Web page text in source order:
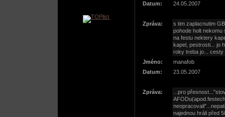
Datum:
24.05.2007
Zpráva:
s tim zaplacnutim
pohode holt
na festu nektery
kapel, pestrosti... jo
roky treba jo... cesty
Jméno:
manafob
Datum:
23.05.2007
Zpráva:
...pro
najednou hráli před